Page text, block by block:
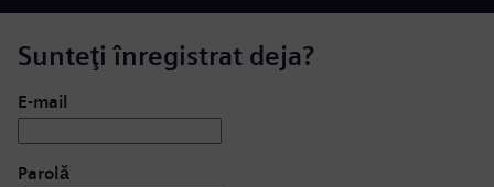
Sunteţi înregistrat deja?
Conectare: utilizator și parolă
E-mail
Parolă